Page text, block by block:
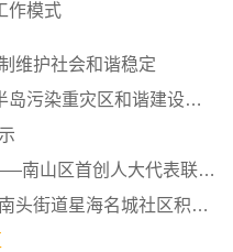
作模式
维护社会和谐稳定
染重灾区和谐建设成效
区首创人大代表联络工作站
道星海名城社区积极探...